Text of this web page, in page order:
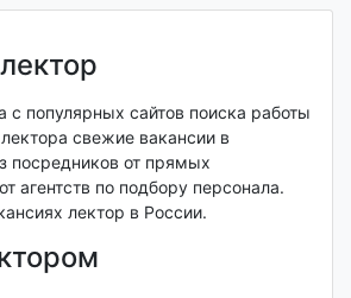
с популярных сайтов поиска работы
свежие вакансии в
посредников от прямых
агентств по подбору персонала.
лектор в России.